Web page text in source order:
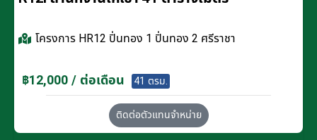
โครงการ HR12 ปิ่นทอง 1 ปิ่นทอง 2 ศรีราชา
฿12,000 / ต่อเดือน 41 ตรม.
ติดต่อตัวแทนจำหน่าย